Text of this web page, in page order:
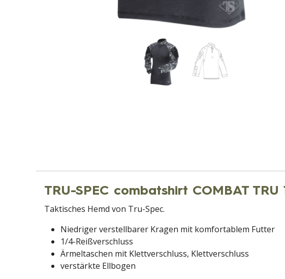
TRU-SPEC combatshirt COMBAT
Taktisches Hemd von Tru-Spec.
Niedriger verstellbarer Kragen mit komfortablem Futter
1/4-Reißverschluss
Ärmeltaschen mit Klettverschluss, Klettverschluss
verstärkte Ellbogen